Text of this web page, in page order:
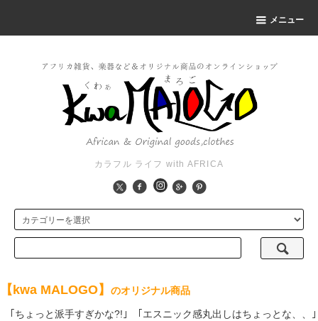
メニュー
カラフル ライフ with AFRICA
【kwa MALOGO】 のオリジナル商品
｢ちょっと派手すぎかな?!｣ ｢エスニック感丸出しはちょっとな、、｣